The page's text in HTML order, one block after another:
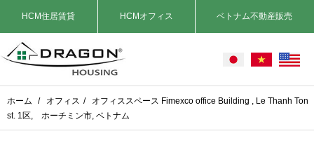
HCM住居賃貸 HCMオフィス ベトナム不動産販売
ホーム / オフィス /
オフィススペース Fimexco office Building , Le Thanh Ton
st. 1区, ホーチミン市, ベトナム